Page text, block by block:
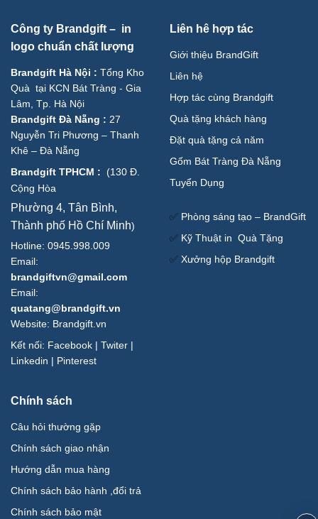
Công ty Brandgift – in
logo chuẩn chất lượng
Brandgift Hà Nội : Tổng Kho
Quà tại KCN Bát Tràng - Gia
Lâm, Tp. Hà Nội
Brandgift Đà Nẵng : 27
Nguyễn Tri Phương – Thanh
Khê – Đà Nẵng
Brandgift TPHCM : (130 Đ.
Cộng Hòa
Phường 4, Tân Bình,
Thành phố Hồ Chí Minh)
Hotline: 0945.998.009
Email:
brandgiftvn@gmail.com
Email:
quatang@brandgift.vn
Website: Brandgift.vn
Kết nối: Facebook | Twiter |
Linkedin | Pinterest
Liên hê hợp tác
Giới thiệu BrandGift
Liên hệ
Hợp tác cùng Brandgift
Quà tặng khách hàng
Đặt quà tặng cả năm
Gốm Bát Tràng Đà Nẵng
Tuyển Dụng
✅ Phòng sáng tạo – BrandGift
✅ Kỹ Thuật in Quà Tặng
✅ Xưởng hộp Brandgift
Chính sách
Câu hỏi thường gặp
Chính sách giao nhận
Hướng dẫn mua hàng
Chính sách bảo hành ,đổi trả
Chính sách bảo mật